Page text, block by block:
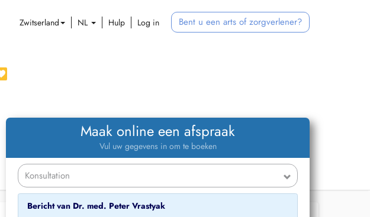
Zwitserland NL Hulp Log in Bent u een arts of zorgverlener?
Maak online een afspraak
Vul uw gegevens in om te boeken
Bericht van Dr. med. Peter Vrastyak